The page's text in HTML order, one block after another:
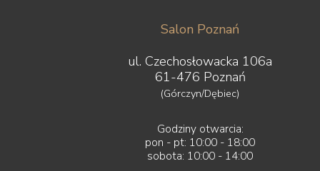
Salon Poznań
ul. Czechosłowacka 106a
61-476 Poznań
(Górczyn/Dębiec)
Godziny otwarcia:
pon - pt: 10:00 - 18:00
sobota: 10:00 - 14:00